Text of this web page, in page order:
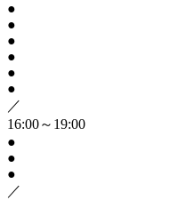
●
●
●
●
●
●
／
16:00～19:00
●
●
●
／